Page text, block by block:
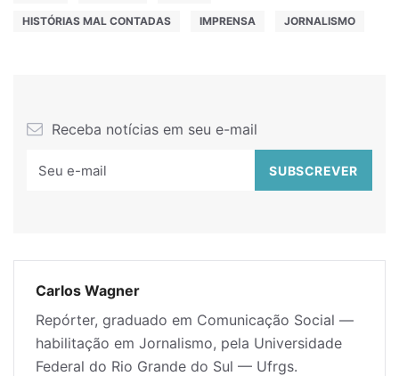
HISTÓRIAS MAL CONTADAS IMPRENSA JORNALISMO
Receba notícias em seu e-mail
Carlos Wagner
Repórter, graduado em Comunicação Social —
habilitação em Jornalismo, pela Universidade
Federal do Rio Grande do Sul — Ufrgs.